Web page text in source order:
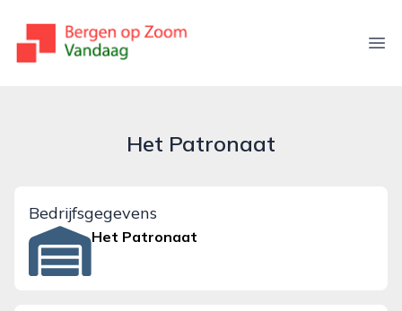
bergenopzoomvandaag.nl
Het Patronaat
Bedrijfsgegevens
Het Patronaat